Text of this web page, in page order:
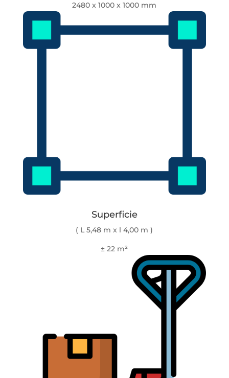
2480 x 1000 x 1000 mm
Superficie
( L 5,48 m x l 4,00 m )
± 22 m²